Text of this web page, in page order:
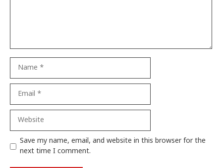
Website
Save my name, email, and website in this browser for the
next time I comment.